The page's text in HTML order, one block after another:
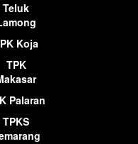
Teluk
Koja
TPK
Palaran
TPKS